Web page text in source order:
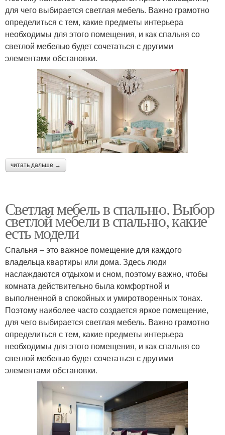
для чего выбирается светлая мебель. Важно грамотно
определиться с тем, какие предметы интерьера
необходимы для этого помещения, и как спальня со
светлой мебелью будет сочетаться с другими
элементами обстановки.
читать дальше →
Светлая мебель в спальню. Выбор
светлой мебели в спальню, какие
есть модели
Спальня – это важное помещение для каждого
владельца квартиры или дома. Здесь люди
наслаждаются отдыхом и сном, поэтому важно, чтобы
комната действительно была комфортной и
выполненной в спокойных и умиротворенных тонах.
Поэтому наиболее часто создается яркое помещение,
для чего выбирается светлая мебель. Важно грамотно
определиться с тем, какие предметы интерьера
необходимы для этого помещения, и как спальня со
светлой мебелью будет сочетаться с другими
элементами обстановки.